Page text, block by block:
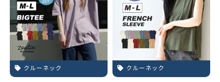
クルーネック クルーネック